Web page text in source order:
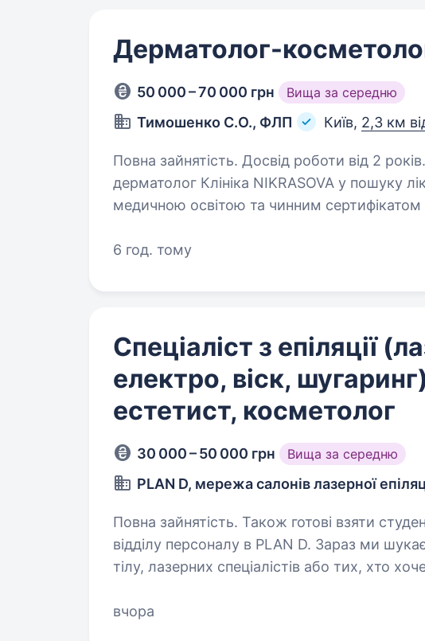
Дерматолог-
50 000 – 70 000 грн Вища за середню
Тимошенко С.О., ФЛП Київ, 2,3 км
Повна зайнятість. Досвід роботи від 2 років. Вища
дерматолог Клініка NIKRASOVA у пошуку
медичною освітою та чинним сертифікатом
6 год. тому
Спеціаліст з епіляції
електро, віск,
естетист, косметолог
30 000 – 50 000 грн Вища за середню
PLAN D, мережа салонів лазерної
Повна зайнятість. Також готові взяти студента. Привіт! Я Юля —
відділу персоналу в PLAN D. Зараз ми
тілу, лазерних спеціалістів або тих, хто хоче ними
вчора